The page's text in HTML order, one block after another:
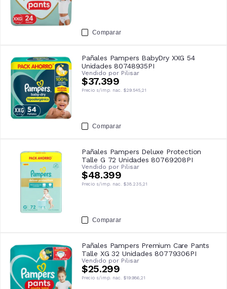
Comparar
Pañales Pampers BabyDry XXG 54
Unidades 80748935PI
Vendido por Pilisar
$37.399
Precio s/imp. nac. $29.545,21
Comparar
Pañales Pampers Deluxe Protection
Talle G 72 Unidades 80769208PI
Vendido por Pilisar
$48.399
Precio s/imp. nac. $38.235,21
Comparar
Pañales Pampers Premium Care Pants
Talle XG 32 Unidades 80779306PI
Vendido por Pilisar
$25.299
Precio s/imp. nac. $19.986,21